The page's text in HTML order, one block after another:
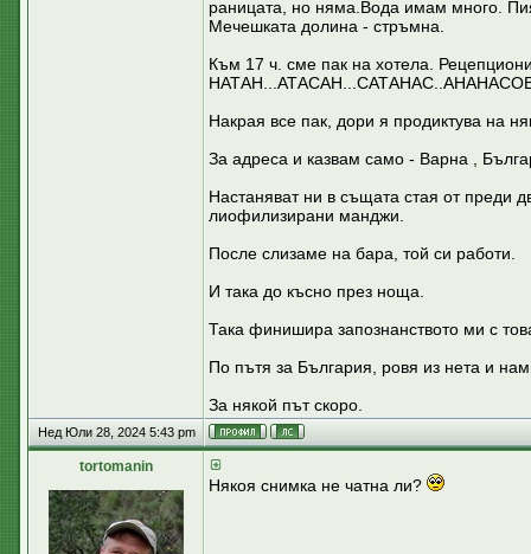
раницата, но няма.Вода имам много.
Мечешката долина - стръмна.
Към 17 ч. сме пак на хотела.
Накрая все пак, дори я продиктува на
За адреса и казвам само - Варна ,
Настаняват ни в същата стая от преди
лиофилизирани манджи.
После слизаме на бара, той си работи.
И така до късно през ноща.
Така финишира запознанството ми с
По пътя за България, ровя из нета и
За някой път скоро.
Нед Юли 28, 2024 5:43 pm
tortomanin
Някоя снимка не чатна ли?